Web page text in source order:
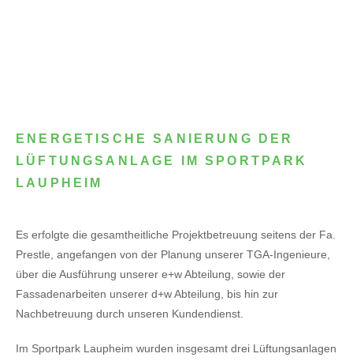
ENERGETISCHE SANIERUNG DER
LÜFTUNGSANLAGE IM SPORTPARK
LAUPHEIM
Es erfolgte die gesamtheitliche Projektbetreuung seitens der Fa.
Prestle, angefangen von der Planung unserer TGA-Ingenieure,
über die Ausführung unserer e+w Abteilung, sowie der
Fassadenarbeiten unserer d+w Abteilung, bis hin zur
Nachbetreuung durch unseren Kundendienst.
Im Sportpark Laupheim wurden insgesamt drei Lüftungsanlagen